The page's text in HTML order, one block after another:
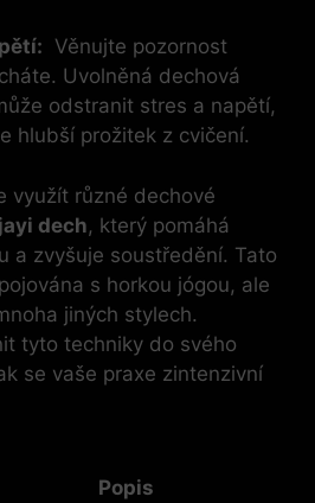
⁢ Věnujte pozornost
Uvolněná dechová
odstranit stres ⁢a ⁢napětí,
hlubší‍ prožitek ⁤z cvičení.
⁣využít různé dechové
dech, který⁣ pomáhá
a zvyšuje soustředění. Tato
s horkou jógou, ale
jiných stylech.
tyto techniky do ⁢svého⁤
se vaše praxe zintenzivní
Popis